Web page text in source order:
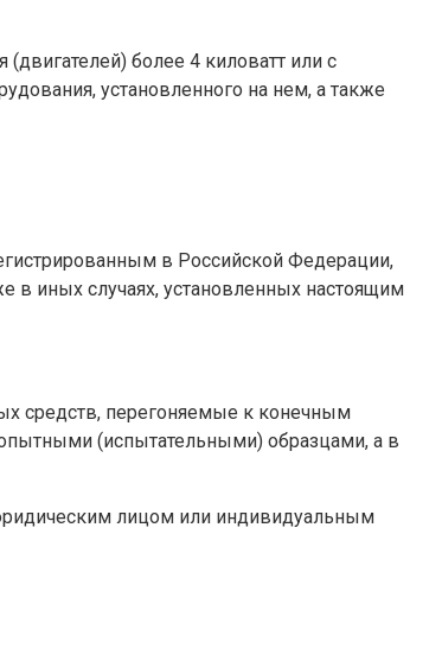
более 4 киловатт или с
установленного на нем, а также
в Российской Федерации,
в иных случаях, установленных настоящим
средств, перегоняемые к конечным
(испытательными) образцами, а в
лицом или индивидуальным